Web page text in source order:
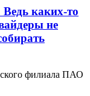
каких-то
не
филиала ПАО